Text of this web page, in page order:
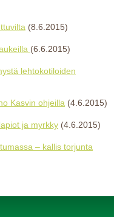
(8.6.2015)
(6.6.2015)
lehtokotiloiden
Kasvin ohjeilla (4.6.2015)
ja myrkky (4.6.2015)
– kallis torjunta